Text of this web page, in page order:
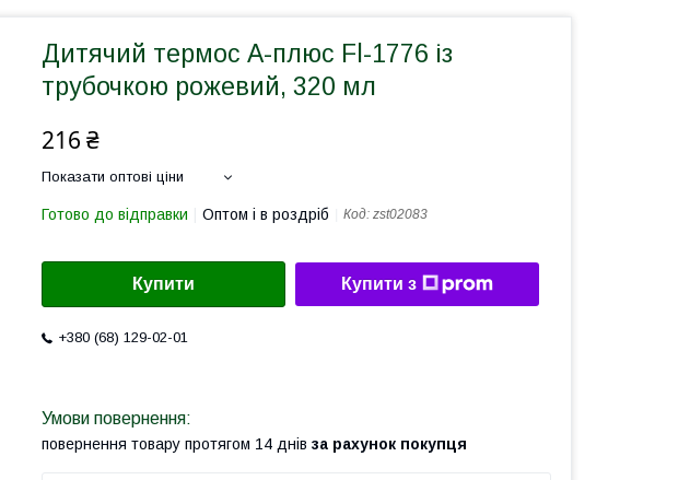
Дитячий термос А-плюс Fl-1776 із
трубочкою рожевий, 320 мл
216 ₴
Показати оптові ціни
Готово до відправки Оптом і в роздріб Код: zst02083
Купити Купити з
+380 (68) 129-02-01
повернення товару протягом 14 днів за рахунок покупця